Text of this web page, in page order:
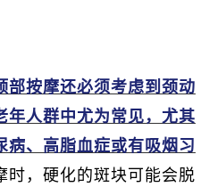
部按摩还必须考虑到颈动
年人群中尤为常见，尤其
病、高脂血症或有吸烟习
时，硬化的斑块可能会脱